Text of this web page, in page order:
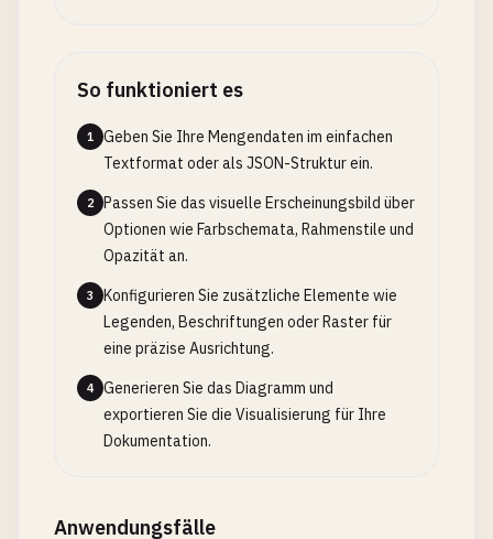
So funktioniert es
1
Geben Sie Ihre Mengendaten im einfachen
Textformat oder als JSON-Struktur ein.
2
Passen Sie das visuelle Erscheinungsbild über
Optionen wie Farbschemata, Rahmenstile und
Opazität an.
3
Konfigurieren Sie zusätzliche Elemente wie
Legenden, Beschriftungen oder Raster für
eine präzise Ausrichtung.
4
Generieren Sie das Diagramm und
exportieren Sie die Visualisierung für Ihre
Dokumentation.
Anwendungsfälle